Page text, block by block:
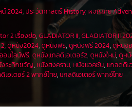
2024, ประวัติศาสตร์ History, ผจญภัย
2 เรื่องย่อ,GLADIATOR II,GLADIATOR II
,ดูหนัง2024,ดูหนังฟรี,ดูหนังฟรี 2024,ดูหนัง
อนไลน์ฟรี,ดูหนังแกลดิเอเตอร์2,ดูหนังใหม่,ดูหนั
งระทึกขวัญ, หนังสงคราม, หนังแอคชั่น, แกลดดิเ
เอเตอร์ 2 พากย์ไทย, แกลดิเอเตอร์ พากย์ไทย